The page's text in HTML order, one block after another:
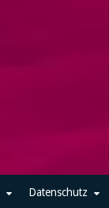
Datenschutz